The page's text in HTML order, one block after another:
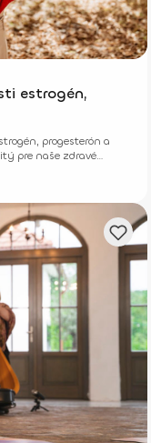
estrogén,
progesterón a
pre naše zdravé